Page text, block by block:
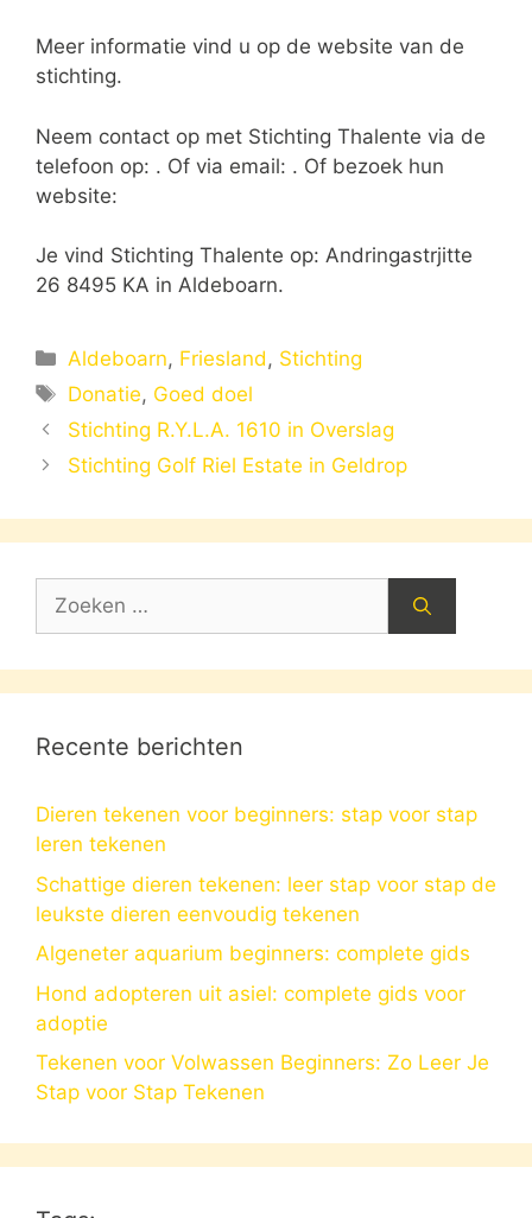
Meer informatie vind u op de website van de
stichting.
Neem contact op met Stichting Thalente via de
telefoon op: . Of via email: . Of bezoek hun
website:
Je vind Stichting Thalente op: Andringastrjitte
26 8495 KA in Aldeboarn.
Categorieën
Aldeboarn, Friesland, Stichting
Tags
Donatie, Goed doel
Stichting R.Y.L.A. 1610 in Overslag
Stichting Golf Riel Estate in Geldrop
Zoek
Recente berichten
Dieren tekenen voor beginners: stap voor stap
leren tekenen
Schattige dieren tekenen: leer stap voor stap de
leukste dieren eenvoudig tekenen
Algeneter aquarium beginners: complete gids
Hond adopteren uit asiel: complete gids voor
adoptie
Tekenen voor Volwassen Beginners: Zo Leer Je
Stap voor Stap Tekenen